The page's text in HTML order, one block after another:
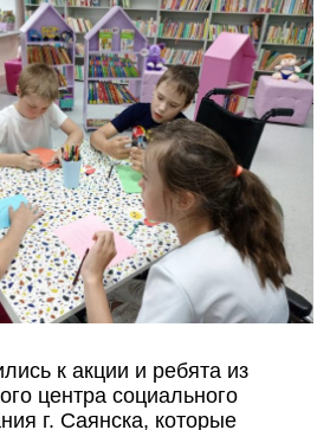
к акции и ребята из
центра социального
г. Саянска, которые